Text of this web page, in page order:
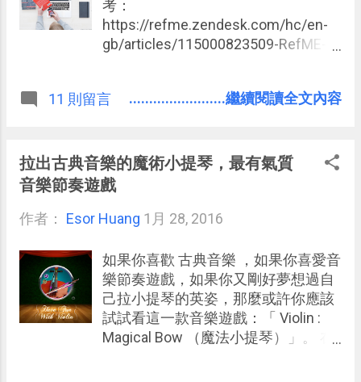
買了付費版後，認為「 Nine 」的最
大優點其實不是什麼創意的設計，如
考：
https://refme.zendesk.com/hc/en-
gb/articles/115000823509-RefME-
麻煩的事情大概就是參考文獻的整
麼做筆記才能方便以後引用這些內容
摘要？有沒有一個資料整理工具可以
格式？ 這是老師、學生、任何研究者
《 打開大家的 Evernote 筆記本 》書
中曾經訪問了一位剛剛寫完碩士論文
的研究生，她跟我說她會一邊讀論
文，一邊把重點摘要、來源出處都記
錄在 Evernote 中，利用快速剪輯網
11 則留言 ........................繼續閱讀全文內容
拉出古典音樂的魔術小提琴，最有氣質
音樂節奏遊戲
作者： Esor Huang 1月 28, 2016
如果你喜歡 古典音樂 ，如果你喜愛音
樂節奏遊戲，如果你又剛好夢想過自
己拉小提琴的英姿，那麼或許你應該
試試看這一款音樂遊戲：「 Violin :
Magical Bow （魔法小提琴）」。 在